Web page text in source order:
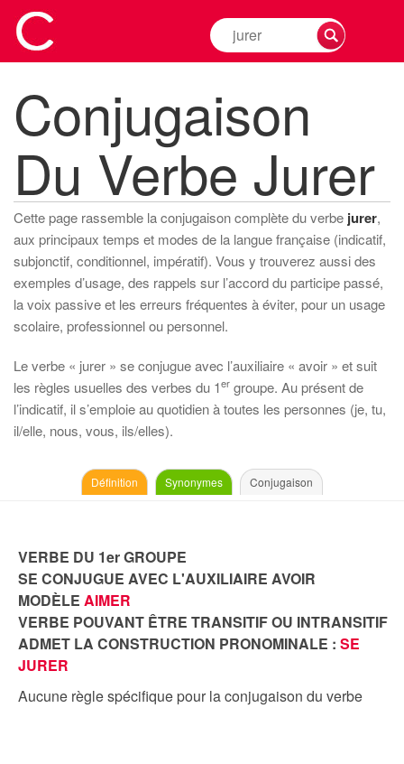
Rechercher
la
d'un
verbe
Conjugaison
Du Verbe Jurer
Cette page rassemble la conjugaison complète du verbe jurer,
aux principaux temps et modes de la langue française (indicatif,
subjonctif, conditionnel, impératif). Vous y trouverez aussi des
exemples d’usage, des rappels sur l’accord du participe passé,
la voix passive et les erreurs fréquentes à éviter, pour un usage
scolaire, professionnel ou personnel.
Le verbe « jurer » se conjugue avec l’auxiliaire « avoir » et suit
les règles usuelles des verbes du 1er groupe. Au présent de
l’indicatif, il s’emploie au quotidien à toutes les personnes (je, tu,
il/elle, nous, vous, ils/elles).
Définition Synonymes Conjugaison
VERBE DU 1er GROUPE
SE CONJUGUE AVEC L'AUXILIAIRE AVOIR
MODÈLE AIMER
VERBE POUVANT ÊTRE TRANSITIF OU INTRANSITIF
ADMET LA CONSTRUCTION PRONOMINALE : SE
JURER
Aucune règle spécifique pour la conjugaison du verbe